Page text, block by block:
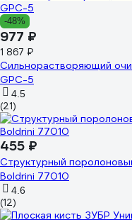
-48%
977 ₽
1 867 ₽
Сильнорастворяющий
GPC-5
4.5
(21)
455 ₽
Структурный
Boldrini 77010
4.6
(12)